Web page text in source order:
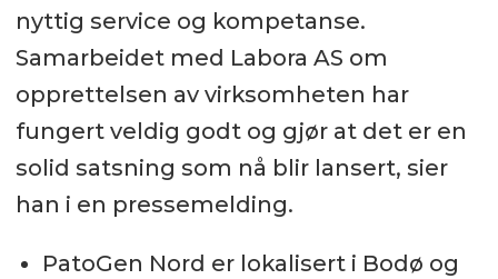
nyttig service og kompetanse.
Samarbeidet med Labora AS om
opprettelsen av virksomheten har
fungert veldig godt og gjør at det er en
solid satsning som nå blir lansert, sier
han i en pressemelding.
PatoGen Nord er lokalisert i Bodø og